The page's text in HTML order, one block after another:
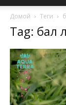
Домой Теги
Tag: бал